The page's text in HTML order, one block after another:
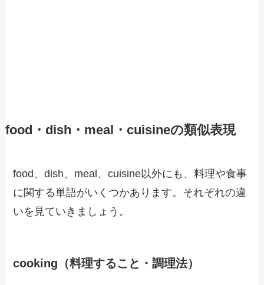
food・dish・meal・cuisineの類似表現
food、dish、meal、cuisine以外にも、料理や食事
に関する単語がいくつかあります。それぞれの違
いを見ていきましょう。
cooking（料理すること・調理法）